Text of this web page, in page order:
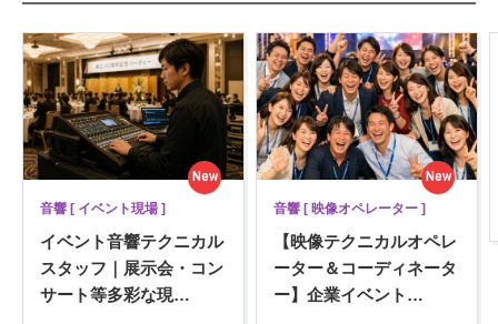
音響 [ イベント現場 ]
イベント音響テクニカル
スタッフ｜展示会・コン
サート等多彩な現…
New
音響 [ 映像オペレーター ]
【映像テクニカルオペレ
ーター＆コーディネータ
ー】企業イベント …
New